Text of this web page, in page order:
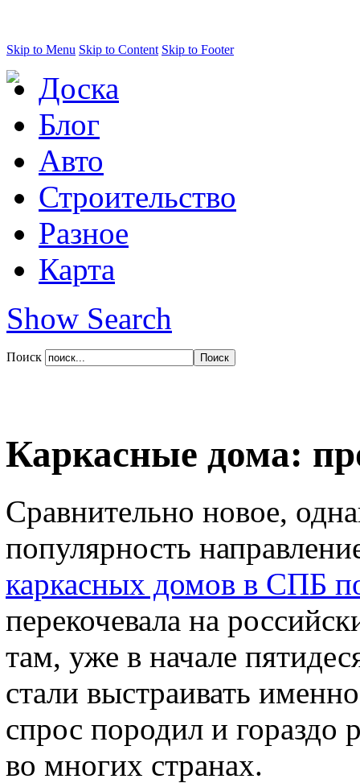
Skip to Menu Skip to Content Skip to Footer
Доска
Блог
Авто
Строительство
Разное
Карта
Show Search
Поиск
Каркасные дома:
Сравнительно новое,
популярность
каркасных домов в СПБ
перекочевала на
там, уже в начале
стали выстраивать
спрос породил и гораздо
во многих странах.